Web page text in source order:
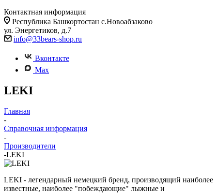
Контактная информация
Республика Башкортостан с.Новоабзаково
ул. Энергетиков, д.7
info@33bears-shop.ru
Вконтакте
Max
LEKI
Главная
-
Справочная информация
-
Производители
-LEKI
LEKI - легендарный немецкий бренд, производящий наиболее
известные, наиболее "побеждающие" лыжные и